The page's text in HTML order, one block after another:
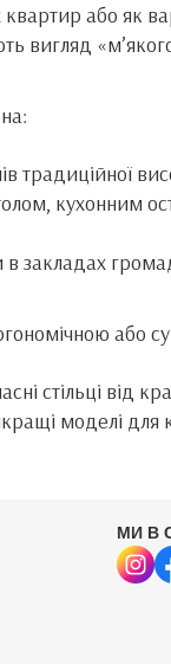
або як
вигляд
традиційної
кухонним
закладах
або
стільці від
моделі для
МИ В